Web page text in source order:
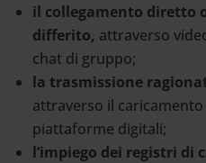
il collegamento diretto
differito, attraverso
chat di gruppo;
la trasmissione
attraverso il caricamento
piattaforme digitali;
l’impiego dei registri di